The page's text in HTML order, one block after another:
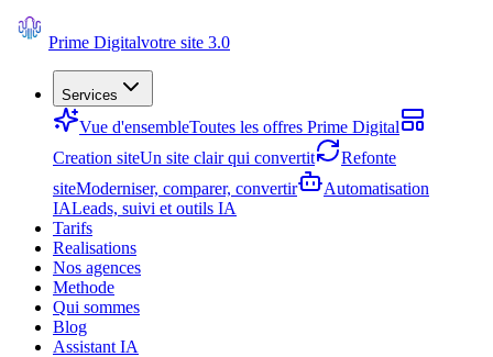
Prime Digitalvotre site 3.0
Services
Vue d'ensembleToutes les offres Prime Digital
Creation siteUn site clair qui convertit
Refonte
siteModerniser, comparer, convertir
Automatisation
IALeads, suivi et outils IA
Tarifs
Realisations
Nos agences
Methode
Qui sommes
Blog
Assistant IA